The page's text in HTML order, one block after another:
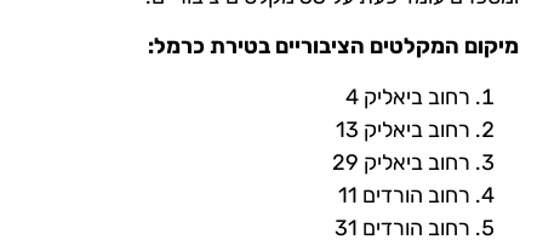
מיקום המקלטים הציבוריים בטירת כרמל:
רחוב ביאליק 4
רחוב ביאליק 13
רחוב ביאליק 29
רחוב הורדים 11
רחוב הורדים 31